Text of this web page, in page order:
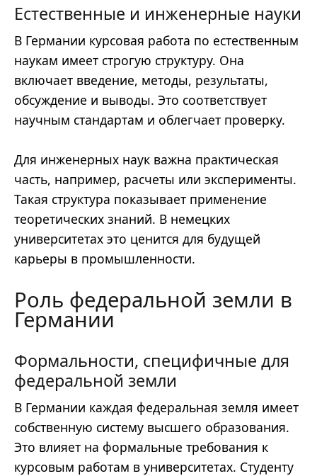
Естественные и инженерные науки
В Германии курсовая работа по естественным
наукам имеет строгую структуру. Она
включает введение, методы, результаты,
обсуждение и выводы. Это соответствует
научным стандартам и облегчает проверку.
Для инженерных наук важна практическая
часть, например, расчеты или эксперименты.
Такая структура показывает применение
теоретических знаний. В немецких
университетах это ценится для будущей
карьеры в промышленности.
Роль федеральной земли в
Германии
Формальности, специфичные для
федеральной земли
В Германии каждая федеральная земля имеет
собственную систему высшего образования.
Это влияет на формальные требования к
курсовым работам в университетах. Студенту